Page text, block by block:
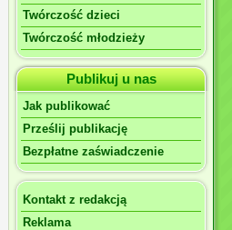
Twórczość dzieci
Twórczość młodzieży
Publikuj u nas
Jak publikować
Prześlij publikację
Bezpłatne zaświadczenie
Kontakt z redakcją
Reklama